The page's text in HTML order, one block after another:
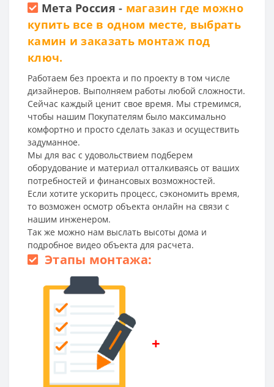
Мета Россия - магазин где можно
купить все в одном месте, выбрать
камин и заказать монтаж под
ключ.
Работаем без проекта и по проекту в том числе
дизайнеров. Выполняем работы любой сложности.
Сейчас каждый ценит свое время. Мы стремимся,
чтобы нашим Покупателям было максимально
комфортно и просто сделать заказ и осуществить
задуманное.
Мы для вас с удовольствием подберем
оборудование и материал отталкиваясь от ваших
потребностей и финансовых возможностей.
Если хотите ускорить процесс, сэкономить время,
то возможен осмотр объекта онлайн на связи с
нашим инженером.
Так же можно нам выслать высоты дома и
подробное видео объекта для расчета.
Этапы монтажа:
+